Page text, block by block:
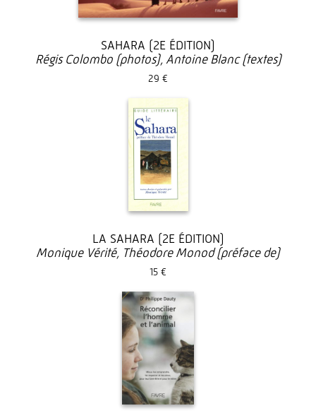
SAHARA (2E ÉDITION)
Régis Colombo (photos), Antoine Blanc (textes)
29 €
LA SAHARA (2E ÉDITION)
Monique Vérité, Théodore Monod (préface de)
15 €